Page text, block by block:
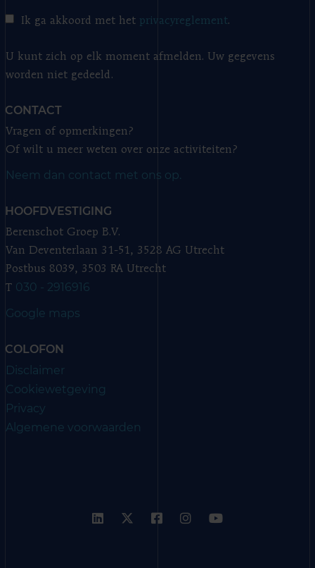
Ik ga akkoord met het privacyreglement.
U kunt zich op elk moment afmelden. Uw gegevens
worden niet gedeeld.
CONTACT
Vragen of opmerkingen?
Of wilt u meer weten over onze activiteiten?
Neem dan contact met ons op.
HOOFDVESTIGING
Berenschot Groep B.V.
Van Deventerlaan 31-51, 3528 AG Utrecht
Postbus 8039, 3503 RA Utrecht
T 030 - 2916916
Google maps
COLOFON
Disclaimer
Cookiewetgeving
Privacy
Algemene voorwaarden